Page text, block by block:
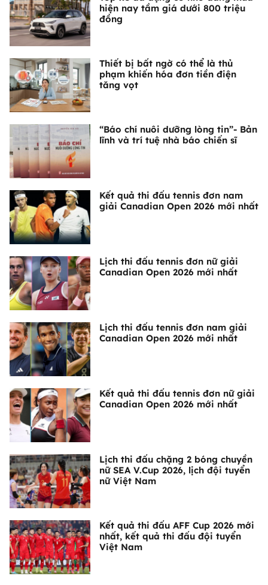
hiện nay tầm giá dưới 800 triệu
đồng
Thiết bị bất ngờ có thể là thủ
phạm khiến hóa đơn tiền điện
tăng vọt
“Báo chí nuôi dưỡng lòng tin”- Bản
lĩnh và trí tuệ nhà báo chiến sĩ
Kết quả thi đấu tennis đơn nam
giải Canadian Open 2026 mới nhất
Lịch thi đấu tennis đơn nữ giải
Canadian Open 2026 mới nhất
Lịch thi đấu tennis đơn nam giải
Canadian Open 2026 mới nhất
Kết quả thi đấu tennis đơn nữ giải
Canadian Open 2026 mới nhất
Lịch thi đấu chặng 2 bóng chuyền
nữ SEA V.Cup 2026, lịch đội tuyển
nữ Việt Nam
Kết quả thi đấu AFF Cup 2026 mới
nhất, kết quả thi đấu đội tuyển
Việt Nam